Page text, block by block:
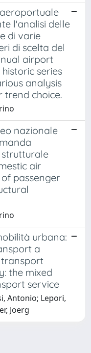
l'analisi delle
di varie
di scelta del
airport
series
analysis
trend choice.
nazionale
strutturale
air
passenger
urbana:
a
the mixed
service
Antonio; Lepori,
Joerg